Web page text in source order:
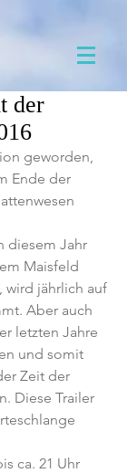
der
geworden,
Ende der
diesem Jahr
Maisfeld
wird jährlich auf
Aber auch
letzten Jahre
und somit
Zeit der
Diese Trailer
ca. 21 Uhr